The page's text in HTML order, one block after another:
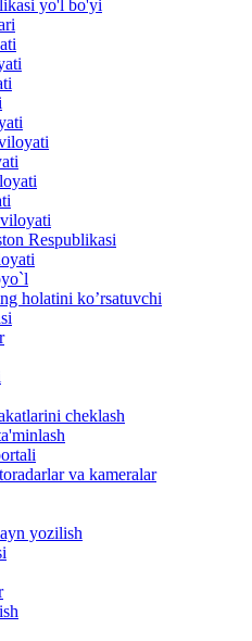
yo'l bo'yi
Respublikasi
holatini ko’rsatuvchi
cheklash
va kameralar
yozilish